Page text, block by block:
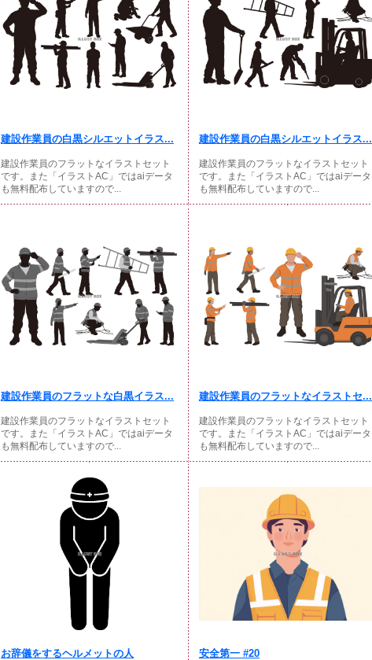
建設作業員の白黒シルエットイラス...
建設作業員のフラットなイラストセット
です。また「イラストAC」ではaiデータ
も無料配布していますので...
建設作業員の白黒シルエットイラス...
建設作業員のフラットなイラストセット
です。また「イラストAC」ではaiデータ
も無料配布していますので...
建設作業員のフラットな白黒イラス...
建設作業員のフラットなイラストセット
です。また「イラストAC」ではaiデータ
も無料配布していますので...
建設作業員のフラットなイラストセ...
建設作業員のフラットなイラストセット
です。また「イラストAC」ではaiデータ
も無料配布していますので...
お辞儀をするヘルメットの人 安全第一 #20